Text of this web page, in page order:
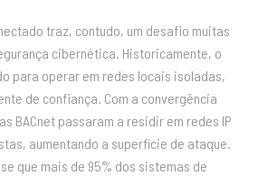
traz, contudo, um desafio muitas
cibernética. Historicamente, o
para operar em redes locais isoladas,
de confiança. Com a convergência
BACnet passaram a residir em redes IP
aumentando a superfície de ataque.
que mais de 95% dos sistemas de